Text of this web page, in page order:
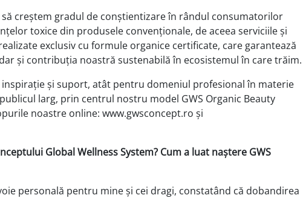
creștem gradul de conștientizare în rândul consumatorilor
toxice din produsele convenționale, de aceea serviciile și
exclusiv cu formule organice certificate, care garantează
și contribuția noastră sustenabilă în ecosistemul în care trăim.
și suport, atât pentru domeniul profesional în materie
larg, prin centrul nostru model GWS Organic Beauty
noastre online: www.gwsconcept.ro și
Global Wellness System? Cum a luat naștere GWS
personală pentru mine și cei dragi, constatând că dobandirea